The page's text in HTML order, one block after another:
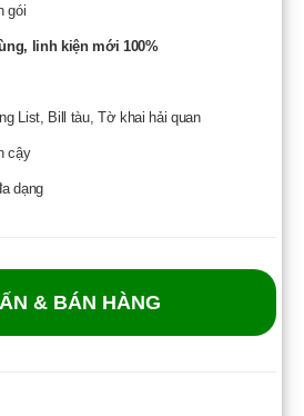
gói
linh kiện mới 100%
List, Bill tàu, Tờ khai hải quan
cậy
dạng
& BÁN HÀNG